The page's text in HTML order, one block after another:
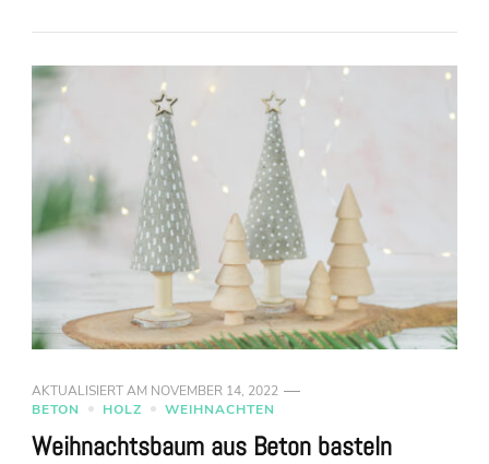
AKTUALISIERT AM NOVEMBER 14, 2022
BETON
HOLZ WEIHNACHTEN
Weihnachtsbaum aus Beton basteln